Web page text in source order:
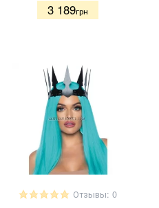
3 189грн
Отзывы: 0